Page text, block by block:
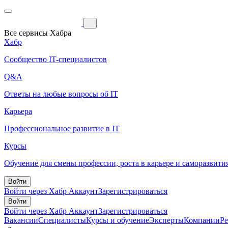
Все сервисы Хабра
Хабр
Сообщество IT-специалистов
Q&A
Ответы на любые вопросы об IT
Карьера
Профессиональное развитие в IT
Курсы
Обучение для смены профессии, роста в карьере и
Войти
Войти через Хабр АккаунтЗарегистрироваться
Войти
Войти через Хабр АккаунтЗарегистрироваться
ВакансииСпециалистыКурсы и обучениеЭкспертыКомпании